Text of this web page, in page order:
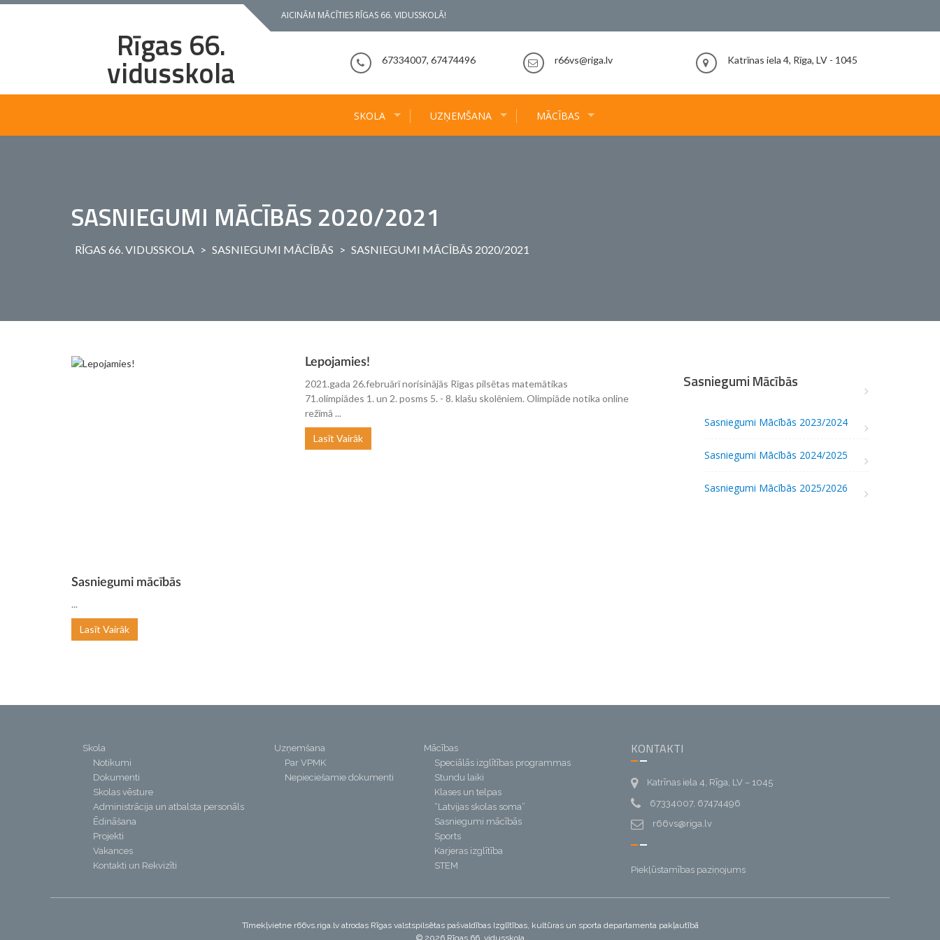
Skip
AICINĀM MĀCĪTIES RĪGAS 66. VIDUSSKOLĀ!
Rīgas 66.
vidusskola 67334007, 67474496 r66vs@riga.lv Katrīnas iela 4, Rīga, LV - 1045
SKOLA UZŅEMŠANA MĀCĪBAS
SASNIEGUMI MĀCĪBĀS 2020/2021
RĪGAS 66. VIDUSSKOLA > SASNIEGUMI MĀCĪBĀS > SASNIEGUMI MĀCĪBĀS 2020/2021
Lepojamies!
2021.gada 26.februārī norisinājās Rīgas pilsētas matemātikas
71.olimpiādes 1. un 2. posms 5. - 8. klašu skolēniem. Olimpiāde notika online
režīmā ...
Lasīt Vairāk
Sasniegumi mācībās
...
Lasīt Vairāk
Sasniegumi Mācībās
Sasniegumi Mācībās 2023/2024
Sasniegumi Mācībās 2024/2025
Sasniegumi Mācībās 2025/2026
Skola
Notikumi
Dokumenti
Skolas vēsture
Administrācija un atbalsta personāls
Ēdināšana
Projekti
Vakances
Kontakti un Rekvizīti
Uzņemšana
Par VPMK
Nepieciešamie dokumenti
Mācības
Speciālās izglītības programmas
Stundu laiki
Klases un telpas
“Latvijas skolas soma”
Sasniegumi mācībās
Sports
Karjeras izglītība
STEM
KONTAKTI
Katrīnas iela 4, Rīga, LV – 1045
67334007, 67474496
r66vs@riga.lv
Piekļūstamības paziņojums
Tīmekļvietne r66vs.riga.lv atrodas Rīgas valstspilsētas pašvaldības Izglītības, kultūras un sporta departamenta pakļautībā
© 2026 Rīgas 66. vidusskola